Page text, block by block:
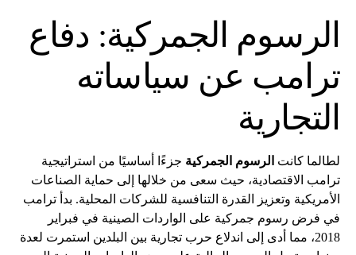
الرسوم الجمركية: دفاع
ترامب عن سياساته
التجارية
لطالما كانت الرسوم الجمركية جزءًا أساسيًا من استراتيجية
ترامب الاقتصادية، حيث سعى من خلالها إلى حماية الصناعات
الأمريكية وتعزيز القدرة التنافسية للشركات المحلية. بدأ ترامب
في فرض رسوم جمركية على الواردات الصينية في فبراير
2018، مما أدى إلى اندلاع حرب تجارية بين البلدين استمرت لعدة